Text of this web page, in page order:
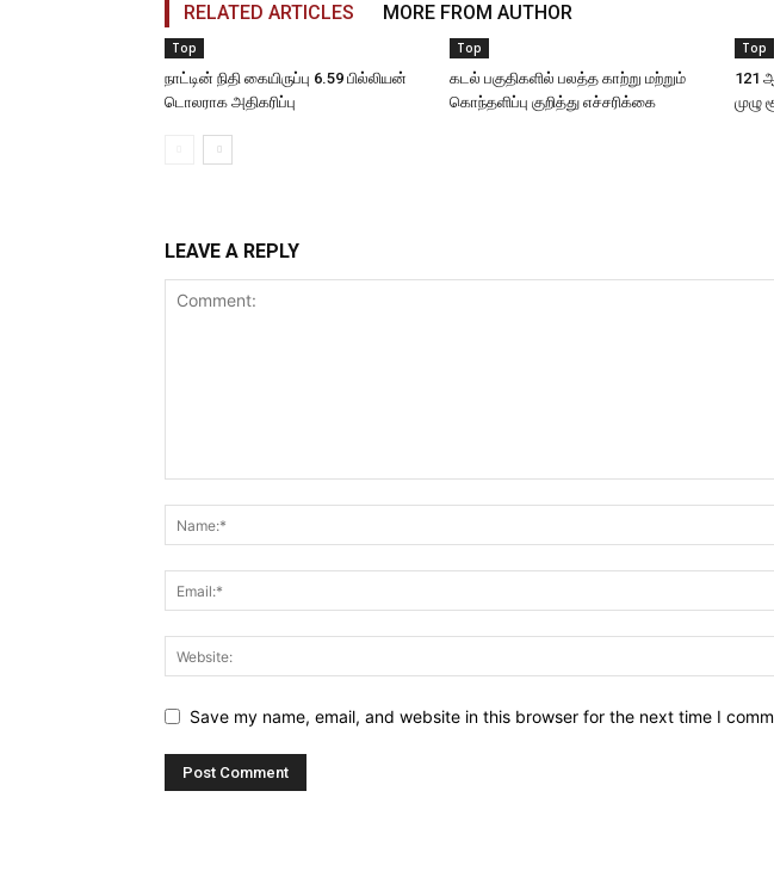
RELATED ARTICLES MORE FROM AUTHOR
Top
நாட்டின் நிதி கையிருப்பு 6.59 பில்லியன்
டொலராக அதிகரிப்பு
Top
கடல் பகுதிகளில் பலத்த காற்று மற்றும்
கொந்தளிப்பு குறித்து எச்சரிக்கை
Top
121
முழு
LEAVE A REPLY
Save my name, email, and website in this browser for the next time I